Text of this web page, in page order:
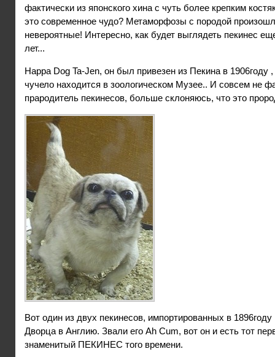
фактически из японского хина с чуть более крепким
это современное чудо? Метаморфозы с породой
невероятные! Интересно, как будет выглядеть пекинес
лет...
Happa Dog Ta-Jen, он был привезен из Пекина в 1906году ,
чучело находится в зоологическом Музее.. И совсем не
прародитель пекинесов, больше склоняюсь, что это
Вот один из двух пекинесов, импортированных в 1896году
Дворца в Англию. Звали его Ah Cum, вот он и есть тот
знаменитый ПЕКИНЕС того времени.